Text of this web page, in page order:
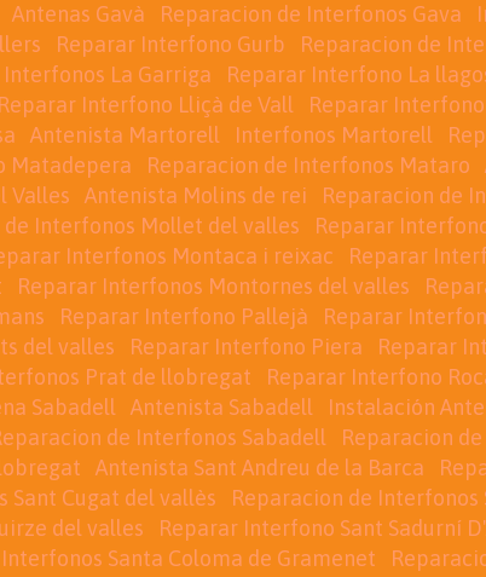
Antenas Gavà Reparacion de Interfonos Gava
Reparar Interfono Gurb
Reparacion de
Interfonos La Garriga Reparar Interfono La
Reparar Interfono Lliçà de Vall
Reparar
Antenista Martorell Interfonos Martorell
Matadepera Reparacion de Interfonos Mataro
Valles Antenista Molins de rei
Reparacion de
de Interfonos Mollet del valles
Reparar
Interfonos Montaca i reixac
Reparar
Reparar Interfonos Montornes del valles
Reparar Interfono Pallejà
Reparar
del valles Reparar Interfono Piera
Reparar
Prat de llobregat
Reparar Interfono
Sabadell Antenista Sabadell
Instalación
de Interfonos Sabadell
Reparacion
Antenista Sant Andreu de la Barca
Sant Cugat del vallès
Reparacion de Interfonos
del valles
Reparar Interfono Sant Sadurní
Santa Coloma de Gramenet